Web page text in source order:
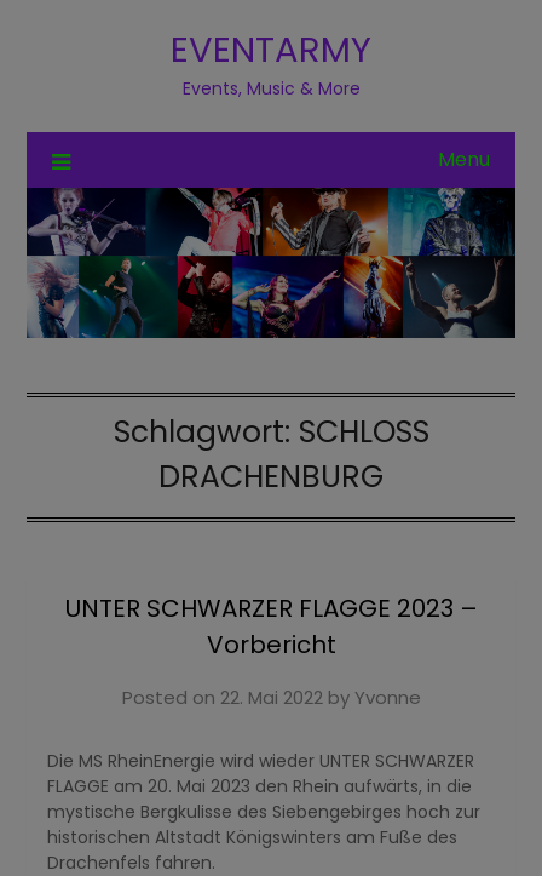
EVENTARMY
Events, Music & More
Menu
Schlagwort: SCHLOSS
DRACHENBURG
UNTER SCHWARZER FLAGGE 2023 –
Vorbericht
Posted on 22. Mai 2022byYvonne
Die MS RheinEnergie wird wieder UNTER SCHWARZER
FLAGGE am 20. Mai 2023 den Rhein aufwärts, in die
mystische Bergkulisse des Siebengebirges hoch zur
historischen Altstadt Königswinters am Fuße des
Drachenfels fahren.